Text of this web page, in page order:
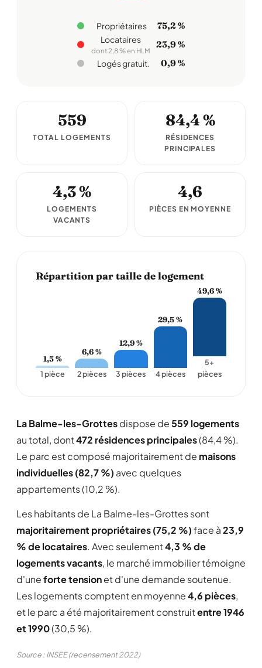
Propriétaires 75,2 %
Locataires
dont 2,8 % en HLM
23,9 %
Logés gratuit. 0,9 %
559
TOTAL LOGEMENTS
84,4 %
RÉSIDENCES
PRINCIPALES
4,3 %
LOGEMENTS
VACANTS
4,6
PIÈCES EN MOYENNE
Répartition par taille de logement
1,5 %
1 pièce
6,6 %
2 pièces
12,9 %
3 pièces
29,5 %
4 pièces
49,6 %
5+
pièces
La Balme-les-Grottesdispose de559 logements
au total, dont472 résidences principales(84,4 %).
Le parc est composé majoritairement de maisons
individuelles (82,7 %) avec quelques
appartements (10,2 %).
Les habitants de La Balme-les-Grottes sont
majoritairement propriétaires (75,2 %)face à23,9
% de locataires. Avec seulement4,3 % de
logements vacants, le marché immobilier témoigne
d'uneforte tensionet d'une demande soutenue.
Les logements comptent en moyenne4,6 pièces,
et le parc a été majoritairement construitentre 1946
et 1990(30,5 %).
Source : INSEE (recensement 2022)